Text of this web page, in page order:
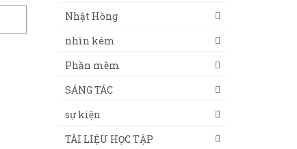
Nhật Hồng
nhìn kém
Phần mềm
SÁNG TÁC
sự kiện
TÀI LIỆU HỌC TẬP